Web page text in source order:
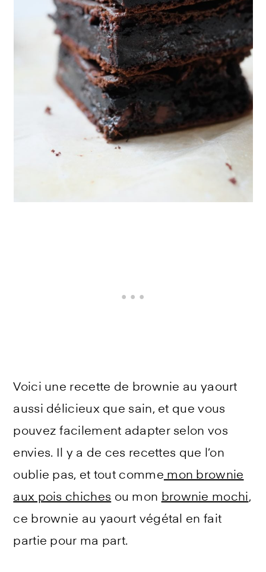
Voici une recette de brownie au yaourt
aussi délicieux que sain, et que vous
pouvez facilement adapter selon vos
envies. Il y a de ces recettes que l’on
oublie pas, et tout comme mon brownie
aux pois chiches ou mon brownie mochi,
ce brownie au yaourt végétal en fait
partie pour ma part.